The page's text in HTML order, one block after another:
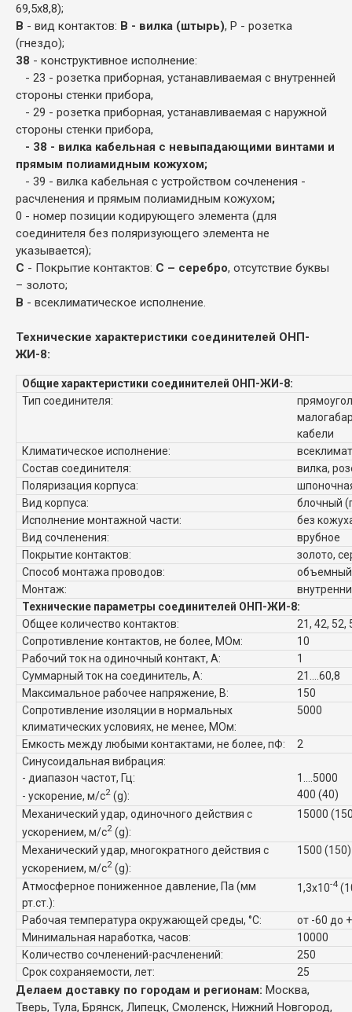
69,5х8,8);
В - вид контактов: В - вилка (штырь), Р - розетка
(гнездо);
38 - конструктивное исполнение:
- 23 - розетка приборная, устанавливаемая с внутренней
стороны стенки прибора,
- 29 - розетка приборная, устанавливаемая с наружной
стороны стенки прибора,
- 38 - вилка кабельная с невыпадающими винтами и
прямым полиамидным кожухом;
- 39 - вилка кабельная с устройством сочленения -
расчленения и прямым полиамидным кожухом;
0 - номер позиции кодирующего элемента (для
соединителя без поляризующего элемента не
указывается);
С - Покрытие контактов: С – серебро, отсутствие буквы
– золото;
В - всеклиматическое исполнение.
Технические характеристики соединителей ОНП-
ЖИ-8:
Общие характеристики соединителей ОНП-ЖИ-8:
Тип соединителя:
кабели
Климатическое исполнение:
Состав соединителя:
вилка,
Поляризация корпуса:
Вид корпуса:
блочный
Исполнение монтажной части:
без
Вид сочленения:
врубное
Покрытие контактов:
золото,
Способ монтажа проводов:
Монтаж:
Технические параметры соединителей ОНП-ЖИ-8:
Общее количество контактов:
21, 42, 52,
Сопротивление контактов, не более, МОм:
10
Рабочий ток на одиночный контакт, А:
1
Суммарный ток на соединитель, А:
21....60,8
Максимальное рабочее напряжение, В:
150
Сопротивление изоляции в нормальных
климатических условиях, не менее, МОм:
5000
Емкость между любыми контактами, не более, пФ:
2
Синусоидальная вибрация:
- диапазон частот, Гц:
- ускорение, м/с2 (g):
1....5000
400 (40)
Механический удар, одиночного действия с
ускорением, м/с2 (g):
15000
Механический удар, многократного действия с
ускорением, м/с2 (g):
1500 (150)
Атмосферное пониженное давление, Па (мм
рт.ст.):
1,3x10-4
Рабочая температура окружающей среды, °C:
от -60 до
Минимальная наработка, часов:
10000
Количество сочленений-расчленений:
250
Срок сохраняемости, лет:
25
Делаем доставку по городам и регионам: Москва,
Тверь, Тула, Брянск, Липецк, Смоленск, Нижний Новгород,